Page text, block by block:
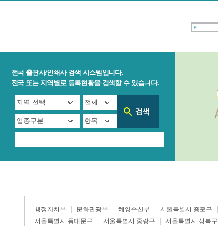
전국 출판사/인쇄사 검색 시스템입니다.
전국 또는 지역별로 등록현황을 검색할 수 있습니다.
행정자치부 문화관광부 해양수산부
서울특별시 종로구
서울특별시 동대문구
서울특별시 중랑구
서울특별시 성북구